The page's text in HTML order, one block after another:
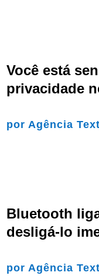
Você está
privacidade
porAgência
Bluetooth
desligá-lo
por Agência